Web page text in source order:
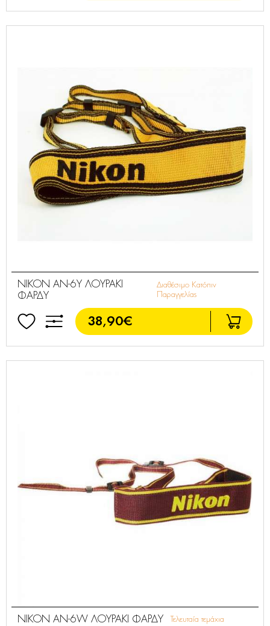
NIKON ΑΝ-6Υ ΛΟΥΡΑΚΙ
ΦΑΡΔΥ
Διαθέσιμο Κατόπιν
Παραγγελίας
38,90€
NIKON AN-6W ΛΟΥΡΑΚΙ ΦΑΡΔΥ Τελευταία τεμάχια